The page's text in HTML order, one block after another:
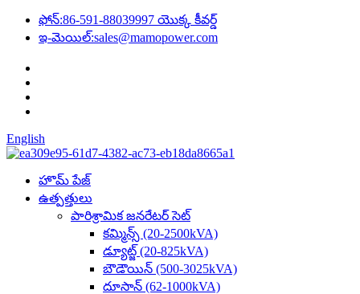
ఫోన్:86-591-88039997 యొక్క కీవర్డ్
ఇ-మెయిల్:sales@mamopower.com
English
హొమ్ పేజ్
ఉత్పత్తులు
పారిశ్రామిక జనరేటర్ సెట్
కమ్మిన్స్ (20-2500kVA)
డ్యూట్జ్ (20-825kVA)
బౌడౌయిన్ (500-3025kVA)
దూసాన్ (62-1000kVA)